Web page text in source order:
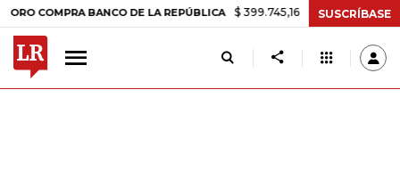
BANCO DE LA REPÚBLICA $ 399.745,16 +$ 2.295,71 +0,58%
SUSCRÍBASE